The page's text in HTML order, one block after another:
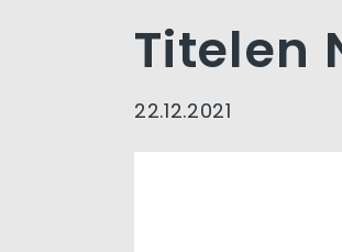
Titelen
22.12.2021